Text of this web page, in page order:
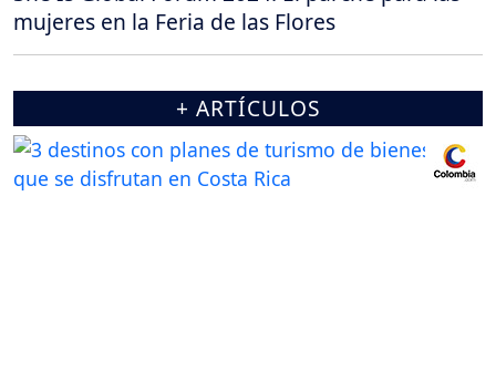
mujeres en la Feria de las Flores
+ ARTÍCULOS